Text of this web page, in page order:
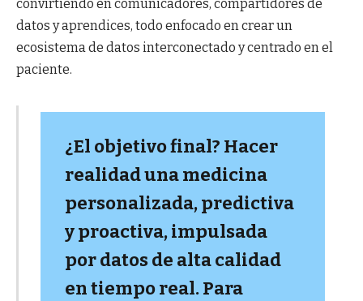
convirtiendo en comunicadores, compartidores de
datos y aprendices, todo enfocado en crear un
ecosistema de datos interconectado y centrado en el
paciente.
¿El objetivo final? Hacer
realidad una medicina
personalizada, predictiva
y proactiva, impulsada
por datos de alta calidad
en tiempo real. Para